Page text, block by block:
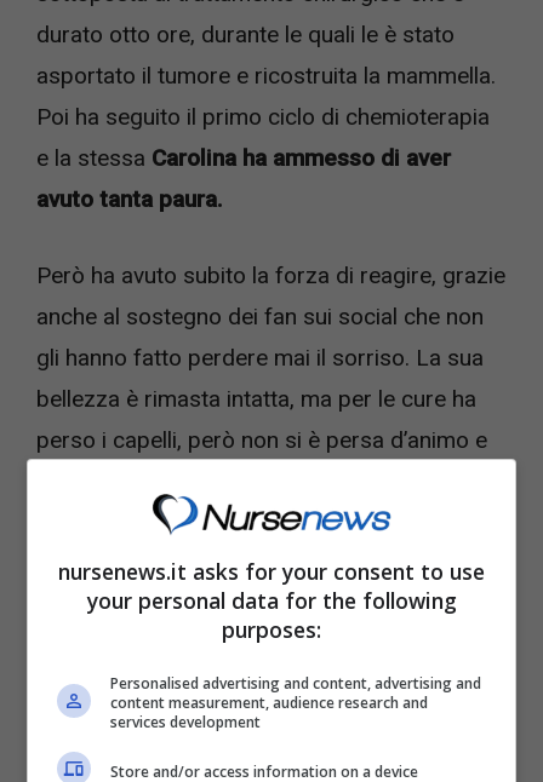
durato otto ore, durante le quali le è stato
asportato il tumore e ricostruita la mammella.
Poi ha seguito il primo ciclo di chemioterapia
e la stessa Carolina ha ammesso di aver
avuto tanta paura.
Però ha avuto subito la forza di reagire, grazie
anche al sostegno dei fan sui social che non
gli hanno fatto perdere mai il sorriso. La sua
bellezza è rimasta intatta, ma per le cure ha
perso i capelli, però non si è persa d’animo e
subito corti.
Carolina Marconi, la felicità è di nuovo
nursenews.it asks for your consent to use
your personal data for the following
purposes:
Personalised advertising and content, advertising and
content measurement, audience research and
services development
Store and/or access information on a device